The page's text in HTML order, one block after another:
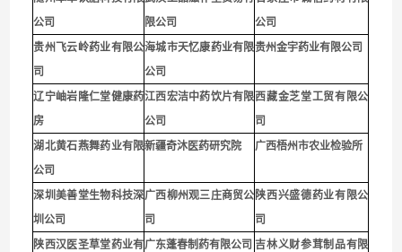
公司
限公司
公司
贵州飞云岭药业有限公
司
海城市天忆康药业有限
公司
贵州金宇药业有限公司
辽宁岫岩隆仁堂健康药
房
江西宏洁中药饮片有限
公司
西藏金芝堂工贸有限公
司
湖北黄石燕舞药业有限
公司
新疆奇沐医药研究院 广西梧州市农业检验所
深圳 美善堂生物科技深
圳公司
广西柳州观三庄商贸公
司
陕西兴盛德药业有限公
司
陕西汉医圣草堂药业有广东蓬春制药有限公司 吉林义财参茸制品有限